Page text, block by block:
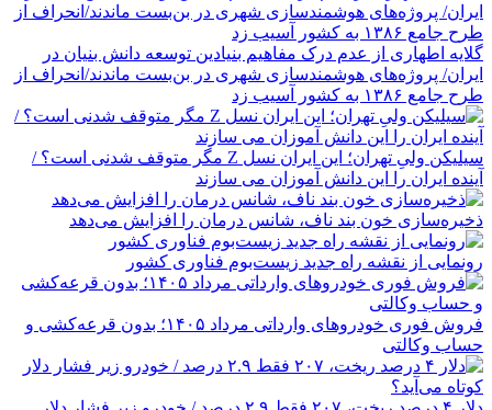
گلایه اطهاری از عدم درک مفاهیم بنیادین توسعه دانش بنیان در
ایران/ پروژه‌های هوشمندسازی شهری در بن‌بست ماندند/انحراف از
طرح جامع ۱۳۸۶ به کشور آسیب زد
سیلیکن ولیِ تهران؛ این ایران نسل Z مگر متوقف شدنی است؟ /
آینده ایران را این دانش آموزان می سازند
ذخیره‌سازی خون بند ناف، شانس درمان را افزایش می‌دهد
رونمایی از نقشه راه جدید زیست‌بوم فناوری کشور
فروش فوری خودروهای وارداتی مرداد ۱۴۰۵؛ بدون قرعه‌کشی و
حساب وکالتی